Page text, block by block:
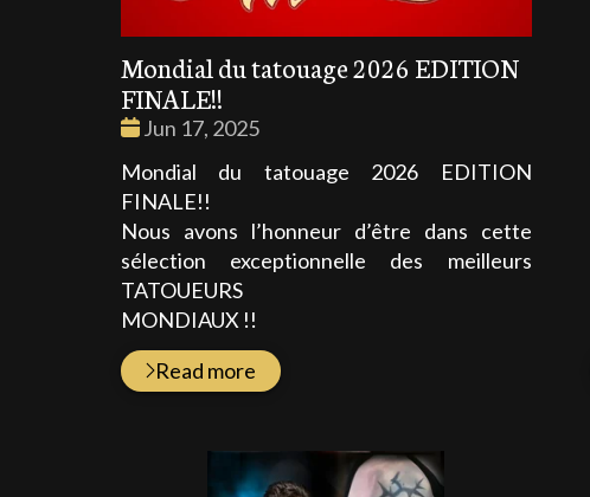
Mondial du tatouage 2026 EDITION
FINALE!!
Date
Jun 17, 2025
Mondial du tatouage 2026 EDITION
FINALE!!
Nous avons l’honneur d’être dans cette
sélection exceptionnelle des meilleurs
TATOUEURS
MONDIAUX !!
Read more